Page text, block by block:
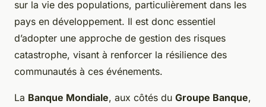
sur la vie des populations, particulièrement dans les
pays en développement. Il est donc essentiel
d’adopter une approche de gestion des risques
catastrophe, visant à renforcer la résilience des
communautés à ces événements.
La Banque Mondiale, aux côtés du Groupe Banque,